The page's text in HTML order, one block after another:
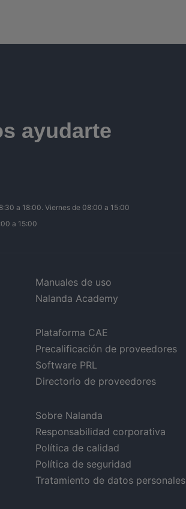
ayudarte
a 18:00. Viernes de 08:00 a 15:00
a 15:00
Manuales de uso
Nalanda Academy
Plataforma CAE
Precalificación de proveedores
Software PRL
Directorio de proveedores
Sobre Nalanda
Responsabilidad corporativa
Política de calidad
Política de seguridad
Tratamiento de datos personales